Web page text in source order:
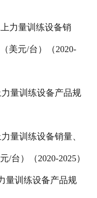
力量训练设备销
美元/台）（2020-
量训练设备产品规
量训练设备销量、
/台）（2020-2025）
训练设备产品规